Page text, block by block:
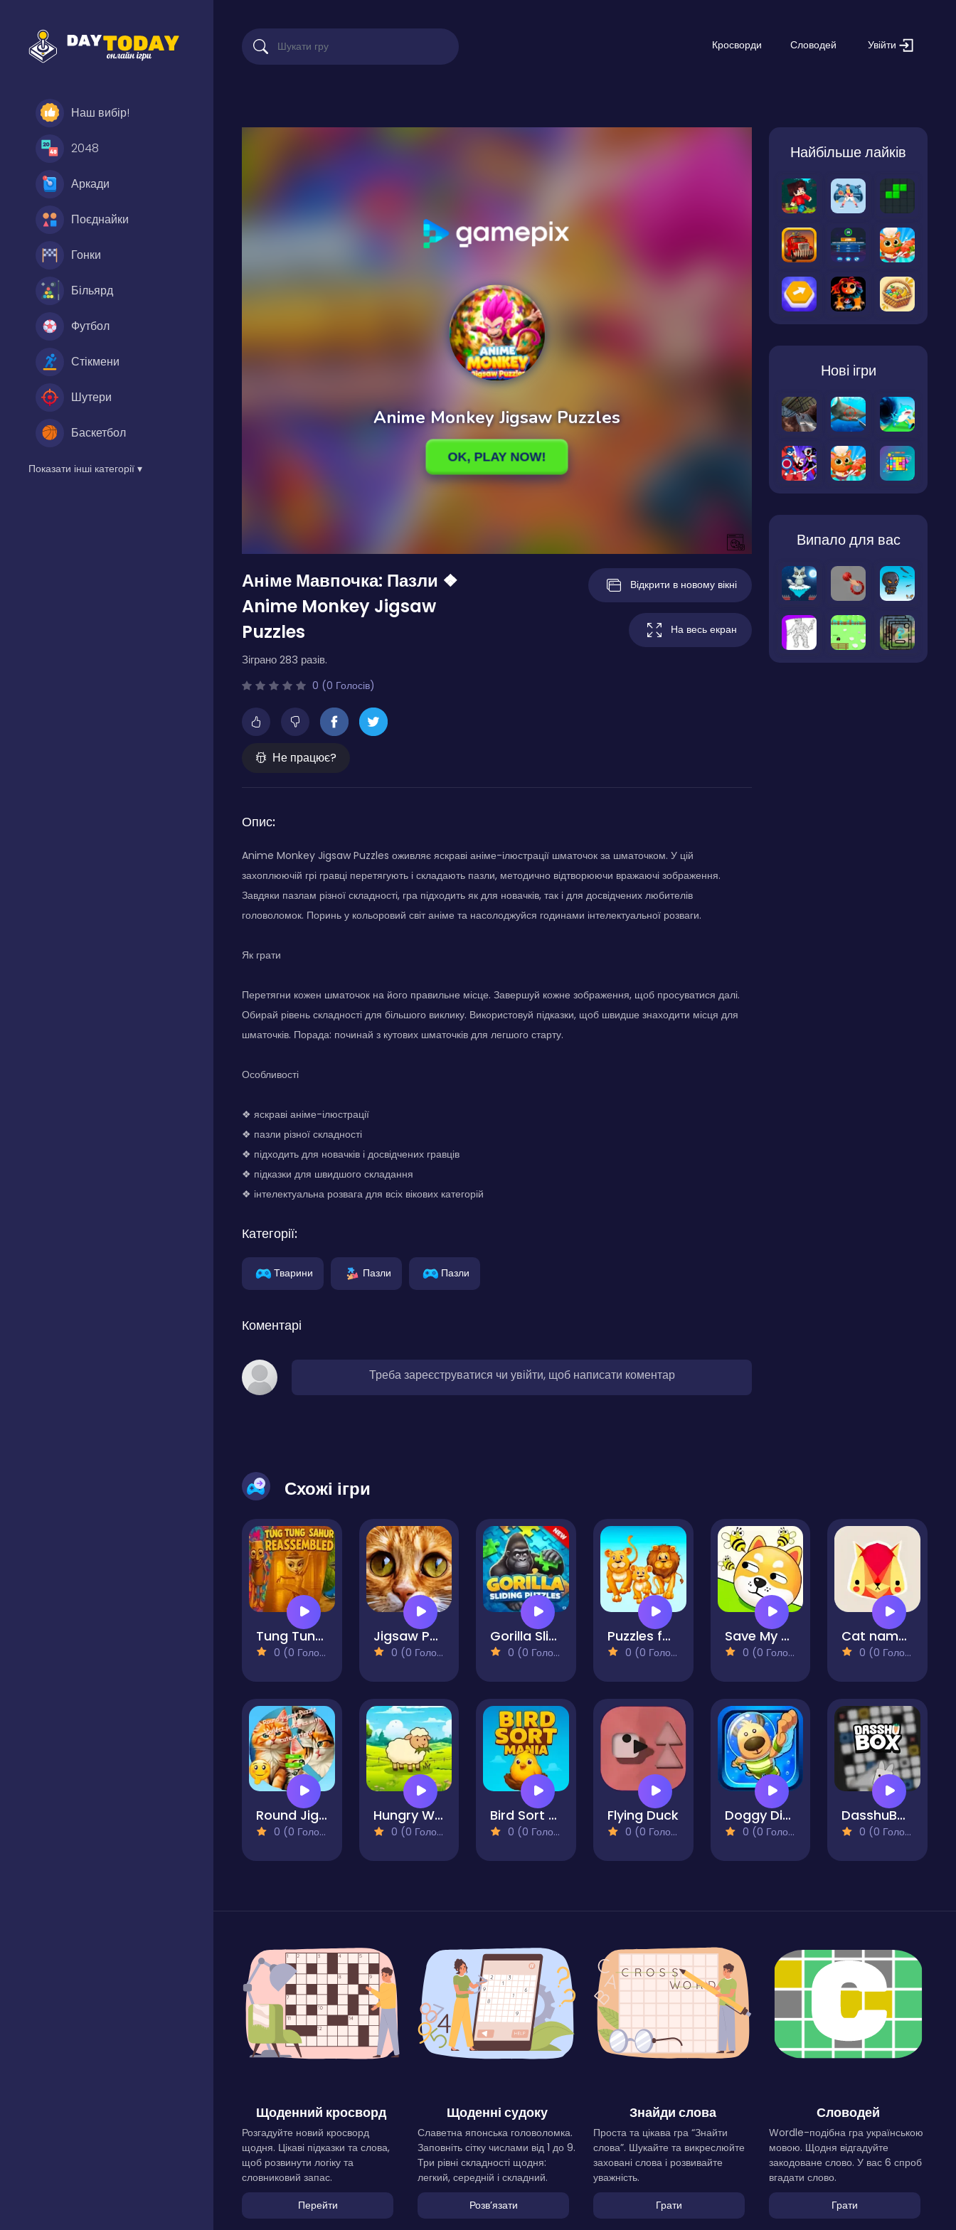
Наш вибір!
2048
Аркади
Поєднайки
Гонки
Більярд
Футбол
Стікмени
Шутери
Баскетбол
Показати інші категорії ▾
Кросворди Словодей Увійти
Аніме Мавпочка: Пазли ❖
Anime Monkey Jigsaw
Puzzles
Зіграно 283 разів.
0 (0 Голосів)
Не працює?
Відкрити в новому вікні
На весь екран
Опис:
Anime Monkey Jigsaw Puzzles оживляє яскраві аніме-ілюстрації шматочок за шматочком. У цій
захоплюючій грі гравці перетягують і складають пазли, методично відтворюючи вражаючі зображення.
Завдяки пазлам різної складності, гра підходить як для новачків, так і для досвідчених любителів
головоломок. Поринь у кольоровий світ аніме та насолоджуйся годинами інтелектуальної розваги.
Як грати
Перетягни кожен шматочок на його правильне місце. Завершуй кожне зображення, щоб просуватися далі.
Обирай рівень складності для більшого виклику. Використовуй підказки, щоб швидше знаходити місця для
шматочків. Порада: починай з кутових шматочків для легшого старту.
Особливості
❖ яскраві аніме-ілюстрації
❖ пазли різної складності
❖ підходить для новачків і досвідчених гравців
❖ підказки для швидшого складання
❖ інтелектуальна розвага для всіх вікових категорій
Категорії:
Тварини Пазли Пазли
Коментарі
Треба зареєструватися чи увійти, щоб написати коментар
Найбільше лайків
Нові ігри
Випало для вас
Схожі ігри
Tung Tung Sahur: Reassembled
0 (0 Голосів)
Jigsaw Puzzle Cats
0 (0 Голосів)
Gorilla Sliding Puzzles
0 (0 Голосів)
Puzzles for kids with animals sounds
0 (0 Голосів)
Save My Pet
0 (0 Голосів)
Cat named Soko
0 (0 Голосів)
Round Jigsaw Puzzle Collect Pictures with Cute Kittens
0 (0 Голосів)
Hungry Woolly
0 (0 Голосів)
Bird Sort Mania
0 (0 Голосів)
Flying Duck
0 (0 Голосів)
Doggy Dive
0 (0 Голосів)
DasshuBox Puzzle
0 (0 Голосів)
Щоденний кросворд
Розгадуйте новий кросворд
щодня. Цікаві підказки та слова,
щоб розвинути логіку та
словниковий запас.
Перейти
Щоденні судоку
Славетна японська головоломка.
Заповніть сітку числами від 1 до 9.
Три рівні складності щодня:
легкий, середній і складний.
Розвʼязати
Знайди слова
Проста та цікава гра “Знайти
слова”. Шукайте та викреслюйте
заховані слова і розвивайте
уважність.
Грати
Словодей
Wordle-подібна гра українською
мовою. Щодня відгадуйте
закодоване слово. У вас 6 спроб
вгадати слово.
Грати